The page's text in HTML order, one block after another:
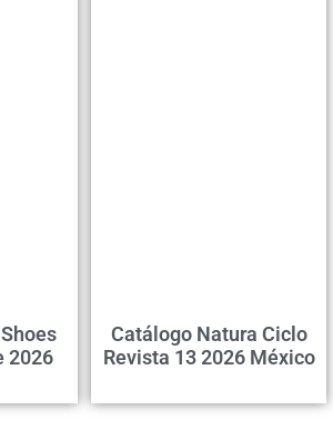
2026
Catálogo Natura Ciclo
Revista 13 2026 México